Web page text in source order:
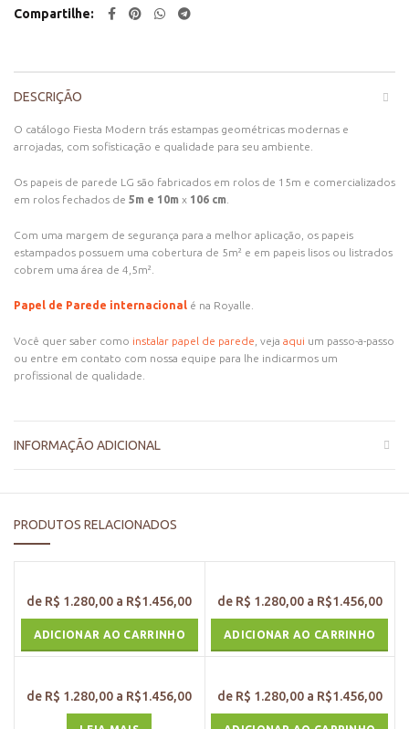
Compartilhe
DESCRIÇÃO
O catálogo Fiesta Modern trás estampas geométricas modernas e
arrojadas, com sofisticação e qualidade para seu ambiente.
Os papeis de parede LG são fabricados em rolos de 15m e comercializados
em rolos fechados de 5m e 10m x 106 cm
Com uma margem de segurança para a melhor aplicação, os papeis
estampados possuem uma cobertura de 5m² e em papeis lisos ou listrados
cobrem uma área de 4,5m².
Papel de Parede internacional é na Royalle.
Você quer saber como instalar papel de parede , veja aqui um passo-a-passo
ou entre em contato com nossa equipe para lhe indicarmos um
profissional de qualidade.
INFORMAÇÃO ADICIONAL
PRODUTOS RELACIONADOS
ADICIONAR AO CARRINHO ADICIONAR AO CARRINHO